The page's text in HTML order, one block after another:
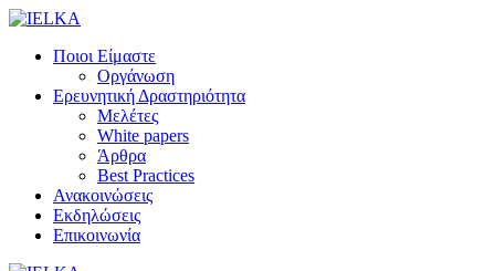
Ποιοι Είμαστε
Οργάνωση
Ερευνητική Δραστηριότητα
Μελέτες
White papers
Άρθρα
Best Practices
Ανακοινώσεις
Εκδηλώσεις
Επικοινωνία